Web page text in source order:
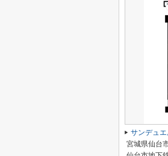
サンデュエ
宮城県仙台